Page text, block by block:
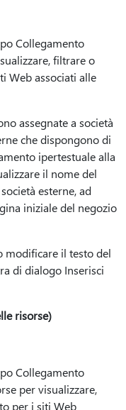
Collegamento
filtrare o
Web associati alle
assegnate a società
che dispongono di
ipertestuale alla
il nome del
esterne, ad
iniziale del negozio
modificare il testo del
di dialogo Inserisci
risorse)
Collegamento
per visualizzare,
per i siti Web